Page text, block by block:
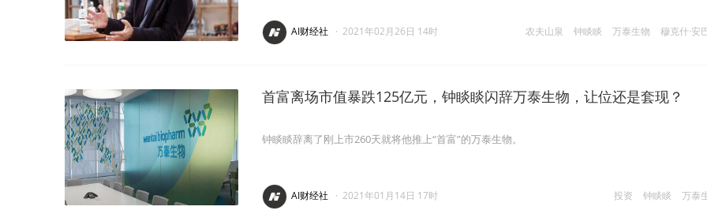
农夫山泉 钟睒睒 万泰生物 穆克什·安
AI财经社 · 2021年02月26日 14时
首富离场市值暴跌125亿元，钟睒睒闪辞万泰生物，让位还是套现？
钟睒睒辞离了刚上市260天就将他推上“首富”的万泰生物。
投资 钟睒睒 万泰
AI财经社 · 2021年01月14日 17时